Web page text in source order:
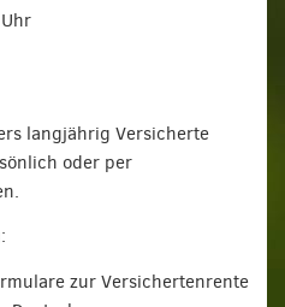
langjährig Versicherte
oder per
zur Versichertenrente